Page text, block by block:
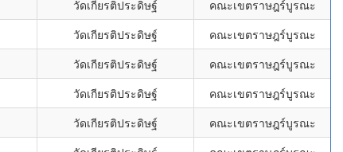
วัดเกียรติประดิษฐ์
คณะเขตราษฎร์บูรณะ
วัดเกียรติประดิษฐ์
คณะเขตราษฎร์บูรณะ
วัดเกียรติประดิษฐ์
คณะเขตราษฎร์บูรณะ
วัดเกียรติประดิษฐ์
คณะเขตราษฎร์บูรณะ
วัดเกียรติประดิษฐ์
คณะเขตราษฎร์บูรณะ